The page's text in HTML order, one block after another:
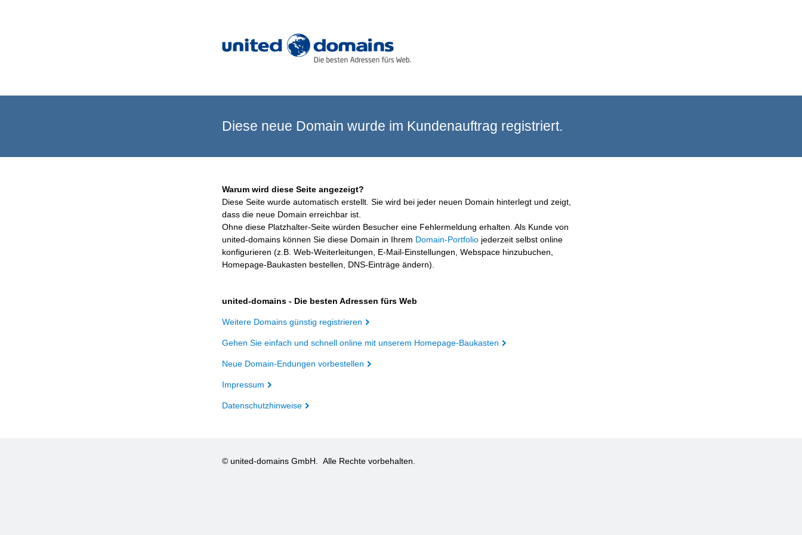
Diese neue Domain wurde im Kundenauftrag registriert.
Warum wird diese Seite angezeigt?
Diese Seite wurde automatisch erstellt. Sie wird bei jeder neuen Domain hinterlegt und zeigt,
dass die neue Domain erreichbar ist.
Ohne diese Platzhalter-Seite würden Besucher eine Fehlermeldung erhalten. Als Kunde von
united-domains können Sie diese Domain in Ihrem Domain-Portfolio jederzeit selbst online
konfigurieren (z.B. Web-Weiterleitungen, E-Mail-Einstellungen, Webspace hinzubuchen,
Homepage-Baukasten bestellen, DNS-Einträge ändern).
united-domains - Die besten Adressen fürs Web
Weitere Domains günstig registrieren
Gehen Sie einfach und schnell online mit unserem Homepage-Baukasten
Neue Domain-Endungen vorbestellen
Impressum
Datenschutzhinweise
© united-domains GmbH. Alle Rechte vorbehalten.